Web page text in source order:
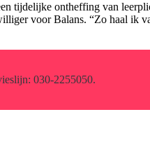
tijdelijke ontheffing van
voor Balans. “Zo haal ik
030-2255050.